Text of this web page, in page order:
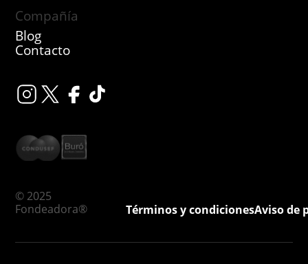
Compañía
Blog
Contacto
© 2025
Fondeadora®
Términos y condicionesAviso de